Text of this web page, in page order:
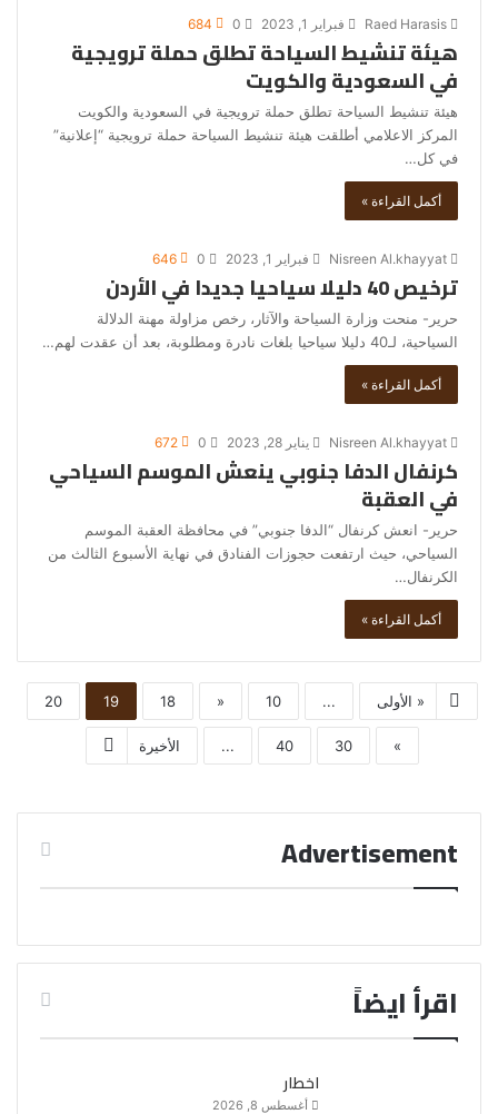
فبراير 1, 2023 684
هيئة تنشيط السياحة تطلق حملة ترويجية
في السعودية والكويت
هيئة تنشيط السياحة تطلق حملة ترويجية في السعودية والكويت
المركز الاعلامي أطلقت هيئة تنشيط السياحة حملة ترويجية “إعلانية”
في كل…
أكمل القراءة »
فبراير 1, 2023 646
ترخيص 40 دليلا سياحيا جديدا في الأردن
حرير- منحت وزارة السياحة والآثار، رخص مزاولة مهنة الدلالة
السياحية، لـ40 دليلا سياحيا بلغات نادرة ومطلوبة، بعد أن عقدت لهم…
أكمل القراءة »
يناير 28, 2023 672
كرنفال الدفا جنوبي ينعش الموسم السياحي
في العقبة
حرير- انعش كرنفال “الدفا جنوبي” في محافظة العقبة الموسم
السياحي، حيث ارتفعت حجوزات الفنادق في نهاية الأسبوع الثالث من
الكرنفال…
أكمل القراءة »
« الأولى ...
10
«
18
19
20
»
30
40
... الأخيرة
Advertisement
اقرأ ايضاً
اخطار
أغسطس 8, 2026